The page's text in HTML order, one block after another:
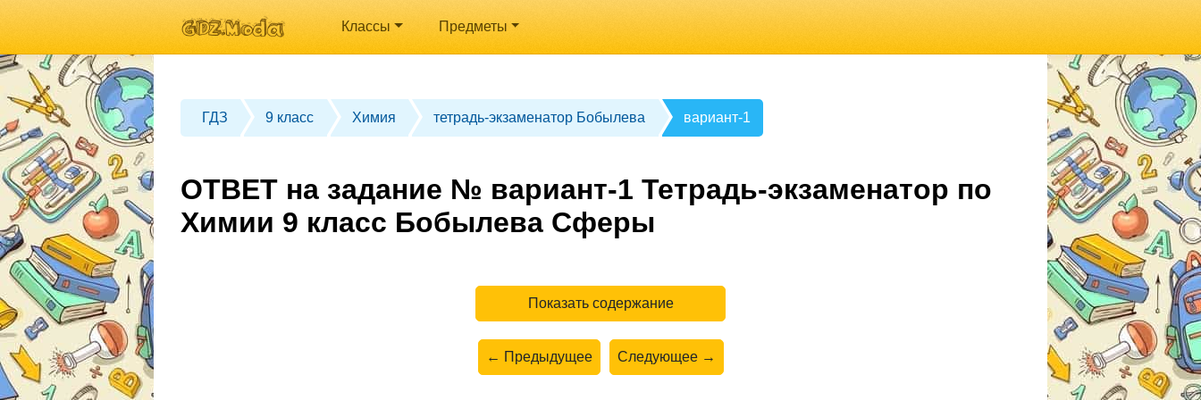
Классы Предметы
ГДЗ 9 класс Химия тетрадь-экзаменатор Бобылева вариант-1
ОТВЕТ на задание № вариант-1 Тетрадь-экзаменатор по
Химии 9 класс Бобылева Сферы
Показать содержание
← Предыдущее Следующее →